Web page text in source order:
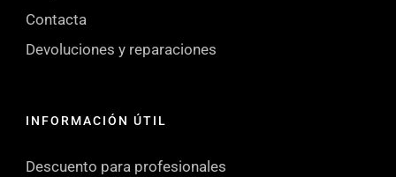
Contacta
Devoluciones y reparaciones
INFORMACIÓN ÚTIL
Descuento para profesionales